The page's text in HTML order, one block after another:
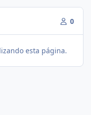
0
esta página.